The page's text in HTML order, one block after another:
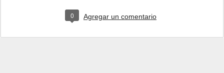
0 Agregar un comentario